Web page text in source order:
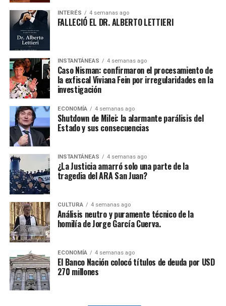
INTERÉS 4 semanas ago
FALLECIÓ EL DR. ALBERTO LETTIERI
INSTANTÁNEAS 4 semanas ago
Caso Nisman: confirmaron el procesamiento de
la exfiscal Viviana Fein por irregularidades en la
investigación
ECONOMÍA 4 semanas ago
Shutdown de Milei: la alarmante parálisis del
Estado y sus consecuencias
INSTANTÁNEAS 4 semanas ago
¿La Justicia amarró solo una parte de la
tragedia del ARA San Juan?
CULTURA 4 semanas ago
Análisis neutro y puramente técnico de la
homilía de Jorge García Cuerva.
ECONOMÍA 4 semanas ago
El Banco Nación colocó títulos de deuda por USD
270 millones